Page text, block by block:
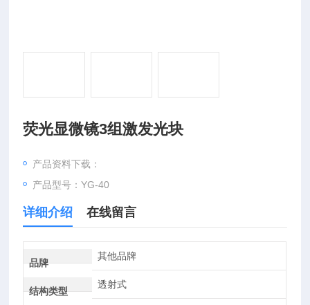
荧光显微镜3组激发光块
产品资料下载：
产品型号：YG-40
详细介绍 在线留言
品牌
其他品牌
结构类型
透射式